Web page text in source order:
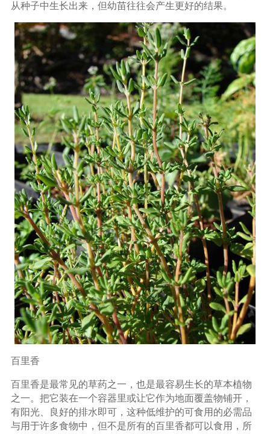
从种子中生长出来，但幼苗往往会产生更好的结果。
百里香
百里香是最常见的草药之一，也是最容易生长的草本植物
之一。把它装在一个容器里或让它作为地面覆盖物铺开，
有阳光、良好的排水即可，这种低维护的可食用的必需品
与用于许多食物中，但不是所有的百里香都可以食用，所